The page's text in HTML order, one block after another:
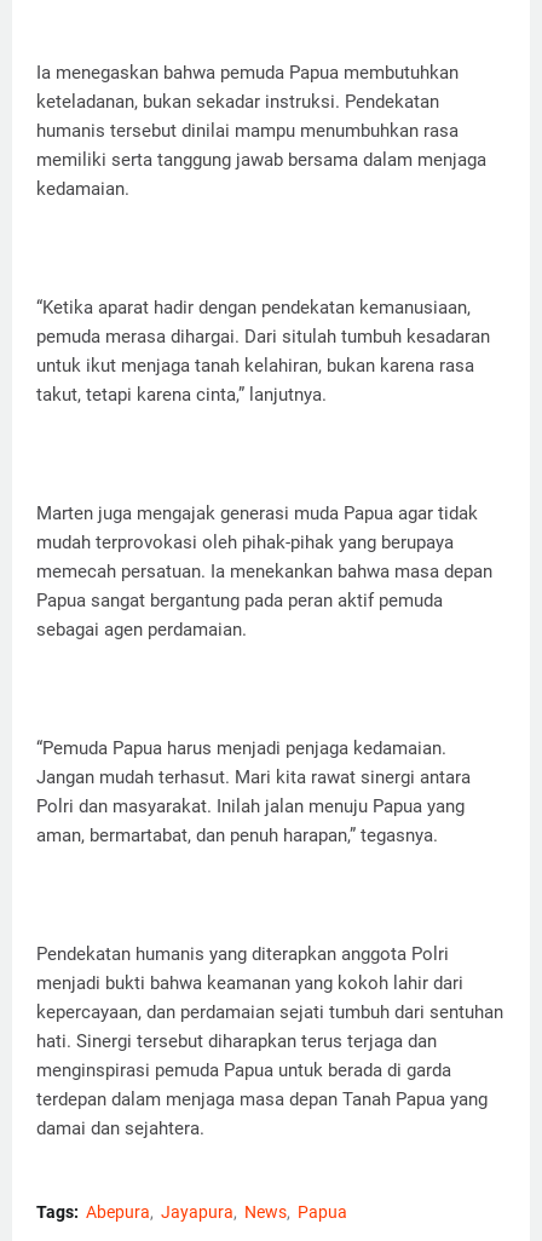
Ia menegaskan bahwa pemuda Papua membutuhkan
keteladanan, bukan sekadar instruksi. Pendekatan
humanis tersebut dinilai mampu menumbuhkan rasa
memiliki serta tanggung jawab bersama dalam menjaga
kedamaian.
“Ketika aparat hadir dengan pendekatan kemanusiaan,
pemuda merasa dihargai. Dari situlah tumbuh kesadaran
untuk ikut menjaga tanah kelahiran, bukan karena rasa
takut, tetapi karena cinta,” lanjutnya.
Marten juga mengajak generasi muda Papua agar tidak
mudah terprovokasi oleh pihak-pihak yang berupaya
memecah persatuan. Ia menekankan bahwa masa depan
Papua sangat bergantung pada peran aktif pemuda
sebagai agen perdamaian.
“Pemuda Papua harus menjadi penjaga kedamaian.
Jangan mudah terhasut. Mari kita rawat sinergi antara
Polri dan masyarakat. Inilah jalan menuju Papua yang
aman, bermartabat, dan penuh harapan,” tegasnya.
Pendekatan humanis yang diterapkan anggota Polri
menjadi bukti bahwa keamanan yang kokoh lahir dari
kepercayaan, dan perdamaian sejati tumbuh dari sentuhan
hati. Sinergi tersebut diharapkan terus terjaga dan
menginspirasi pemuda Papua untuk berada di garda
terdepan dalam menjaga masa depan Tanah Papua yang
damai dan sejahtera.
Tags: Abepura Jayapura News Papua